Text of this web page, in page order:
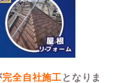
完全自社施工となりま